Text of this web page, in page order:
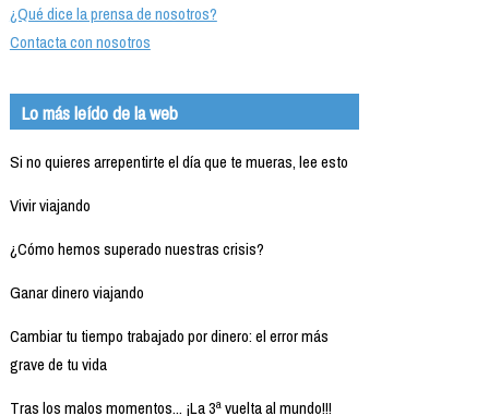
¿Qué dice la prensa de nosotros?
Contacta con nosotros
Lo más leído de la web
Si no quieres arrepentirte el día que te mueras, lee esto
Vivir viajando
¿Cómo hemos superado nuestras crisis?
Ganar dinero viajando
Cambiar tu tiempo trabajado por dinero: el error más
grave de tu vida
Tras los malos momentos... ¡La 3ª vuelta al mundo!!!